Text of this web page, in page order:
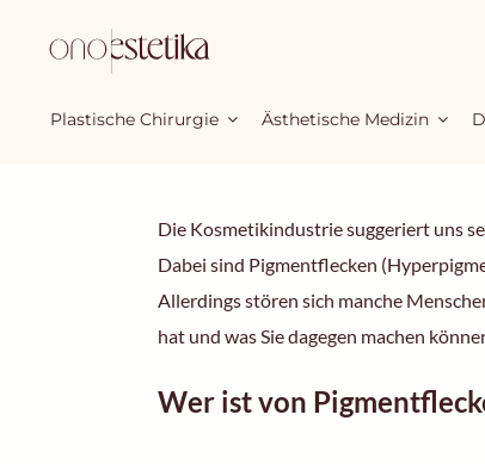
Plastische Chirurgie Ästhetische Medizin
Die Kosmetikindustrie suggeriert uns
Dabei sind Pigmentflecken
Allerdings stören sich manche
hat und was Sie dagegen machen
Wer ist von